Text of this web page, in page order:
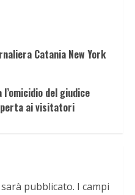
Catania New York
del giudice
ai visitatori
pubblicato. I campi